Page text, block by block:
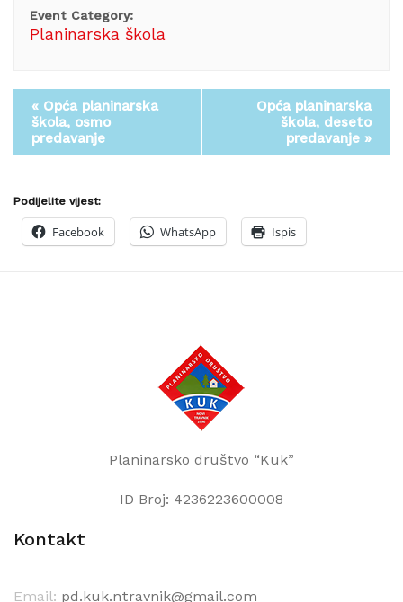
Event Category:
Planinarska škola
« Opća planinarska
škola, osmo
predavanje
Opća planinarska
škola, deseto
predavanje »
Podijelite vijest:
Facebook WhatsApp Ispis
Planinarsko društvo “Kuk”
ID Broj: 4236223600008
Kontakt
Email: pd.kuk.ntravnik@gmail.com